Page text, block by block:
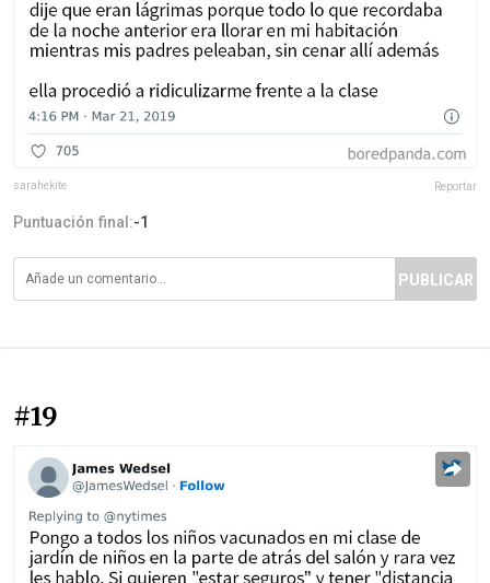
sarahekite Reportar
Puntuación final:-1
PUBLICAR
#19